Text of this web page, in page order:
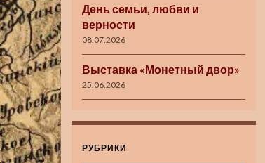
День семьи, любви и
верности
08.07.2026
Выставка «Монетный двор»
25.06.2026
РУБРИКИ